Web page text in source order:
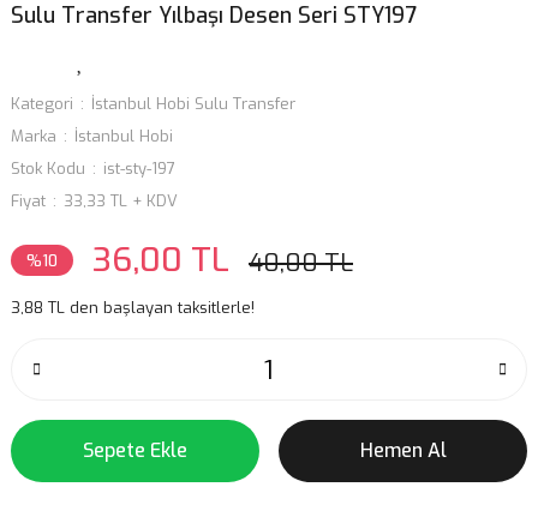
Sulu Transfer Yılbaşı Desen Seri STY197
Kategori
İstanbul Hobi Sulu Transfer
Marka
İstanbul Hobi
Stok Kodu
ist-sty-197
Fiyat
33,33 TL + KDV
%10 36,00 TL 40,00 TL
3,88 TL den başlayan taksitlerle!
Sepete Ekle Hemen Al